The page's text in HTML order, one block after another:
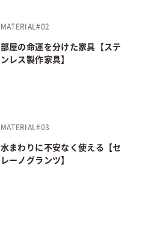
MATERIAL#02
部屋の命運を分けた家具【ステ
ンレス製作家具】
MATERIAL#03
水まわりに不安なく使える【セ
レーノグランツ】